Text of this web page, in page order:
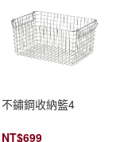
不鏽鋼收納籃4
NT$699